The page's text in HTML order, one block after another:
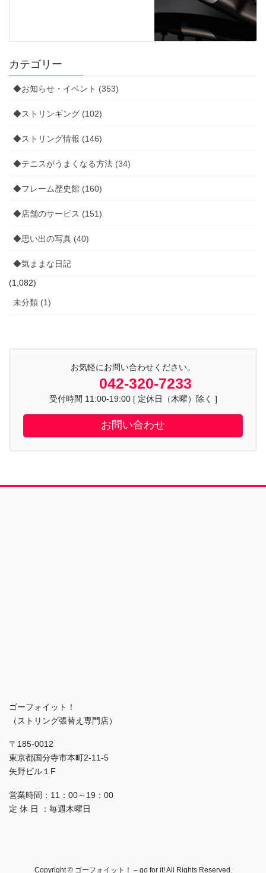
カテゴリー
◆お知らせ・イベント (353)
◆ストリンギング (102)
◆ストリング情報 (146)
◆テニスがうまくなる方法 (34)
◆フレーム歴史館 (160)
◆店舗のサービス (151)
◆思い出の写真 (40)
◆気ままな日記
(1,082)
未分類 (1)
お気軽にお問い合わせください。
042-320-7233
受付時間 11:00-19:00 [ 定休日（木曜）除く ]
お問い合わせ
ゴーフォイット！
（ストリング張替え専門店）
〒185-0012
東京都国分寺市本町2-11-5
矢野ビル１F
営業時間：11：00～19：00
定 休 日 ：毎週木曜日
Copyright © ゴーフォイット！ – go for it! All Rights Reserved.